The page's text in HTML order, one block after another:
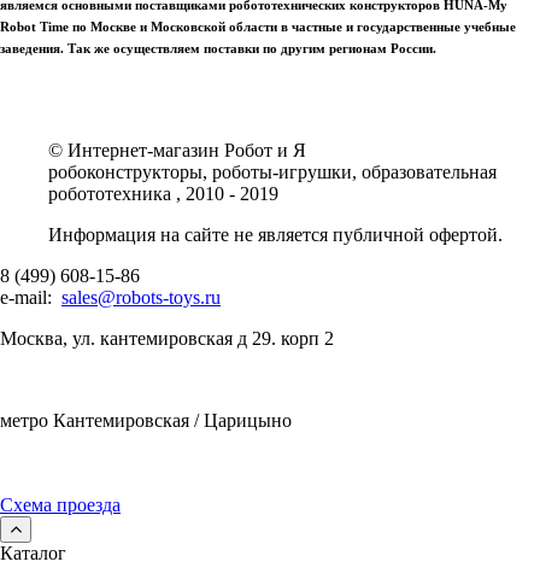
являемся основными поставщиками робототехнических конструкторов HUNA-My
Robot Time по Москве и Московской области в частные и государственные учебные
заведения. Так же осуществляем поставки по другим регионам России.
© Интернет-магазин Робот и Я
робоконструкторы, роботы-игрушки, образовательная
робототехника , 2010 - 2019
Информация на сайте не является публичной офертой.
8 (499) 608-15-86
e-mail: sales@robots-toys.ru
Москва, ул. кантемировская д 29. корп 2
метро Кантемировская / Царицыно
Схема проезда
Каталог